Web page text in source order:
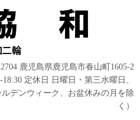
鹿児島県鹿児島市春山町1605-2
定休日 日曜日・第三水曜日、
デンウィーク、お盆休みの月を除
く）